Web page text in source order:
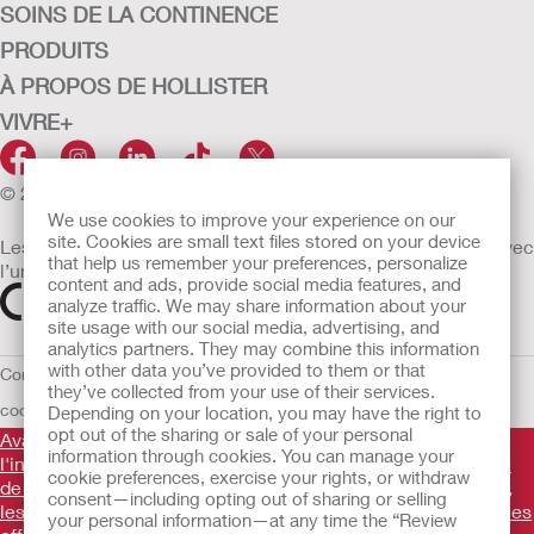
We use cookies to improve your experience on our
site. Cookies are small text files stored on your device
that help us remember your preferences, personalize
content and ads, provide social media features, and
analyze traffic. We may share information about your
site usage with our social media, advertising, and
analytics partners. They may combine this information
with other data you’ve provided to them or that
they’ve collected from your use of their services.
Depending on your location, you may have the right to
opt out of the sharing or sale of your personal
information through cookies. You can manage your
cookie preferences, exercise your rights, or withdraw
consent—including opting out of sharing or selling
your personal information—at any time the “Review
SOINS DE LA CONTINENCE
PRODUITS
À PROPOS DE HOLLISTER
VIVRE+
© 2026 Hollister Incorporated
Les dispositifs médicaux vendus dans l’UE sont marqués avec
l’un des symboles suivants selon le besoin
Conditions d'utilisation Politique de confidentialité Utilisation des
cookiesUE Avis au DénonciateurConditions générales de vente
Avant d'utiliser les produits mentionnés, veuillez lire
l'intégralité des consignes d'utilisation fournies sur la notice
de chaque produit pour connaître l'indication, la description,
les contre-indications, les avertissements, les précautions, les